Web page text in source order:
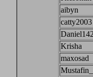
aibyn
catty2003
Krisha
maxosad